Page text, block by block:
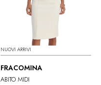
NUOVI ARRIVI
FRACOMINA
ABITO MIDI